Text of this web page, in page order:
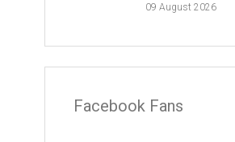
09 August 2026
Facebook Fans